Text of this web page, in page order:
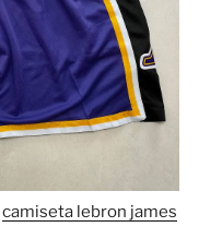
camiseta lebron james